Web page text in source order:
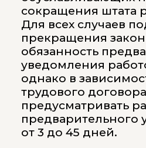
сокращения штата
Для всех случаев
прекращения закон
обязанность
уведомления
однако в
трудового
предусматривать
предварительного
от 3 до 45 дней.